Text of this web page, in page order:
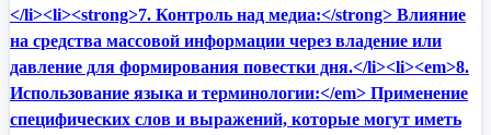
</li><li><strong>7. Контроль над медиа:</strong> Влияние
на средства массовой информации через владение или
давление для формирования повестки дня.</li><li><em>8.
Использование языка и терминологии:</em> Применение
специфических слов и выражений, которые могут иметь